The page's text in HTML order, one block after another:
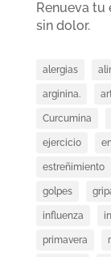
Renueva tu
sin dolor.
alergias
arginina.
Curcumina
ejercicio
estreñimiento
golpes
influenza
primavera